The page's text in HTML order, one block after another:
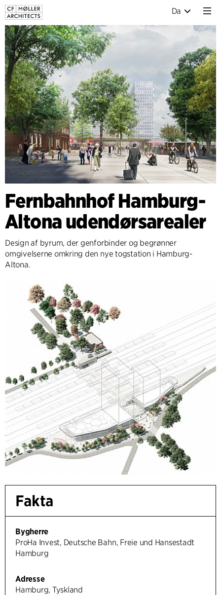
Da
Fernbahnhof Hamburg-
Altona udendørsarealer
Design af byrum, der genforbinder og begrønner
omgivelserne omkring den nye togstation i Hamburg-
Altona.
Fakta
Bygherre
ProHa Invest, Deutsche Bahn, Freie und Hansestadt
Hamburg
Adresse
Hamburg, Tyskland